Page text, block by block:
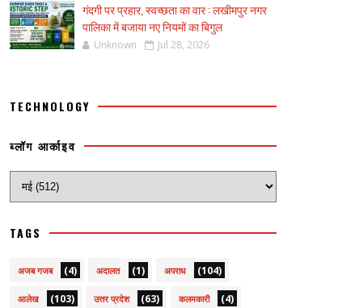
गंदगी पर प्रहार, स्वच्छता का वार : लखीमपुर नगर
पालिका में बजाया नए नियमों का बिगुल
Unknown Jul 28, 2026
TECHNOLOGY
ब्लॉग आर्काइव
TAGS
अजब गजब (4) अदालत (1) अपराध (104)
आलेख (103) उत्तर प्रदेश (63) कलमकारी (4)